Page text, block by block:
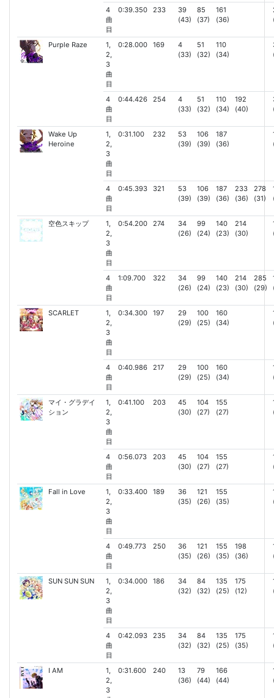
4
曲
目
0:39.350 233
39
(43)
85
(37)
161
(36)
Purple Raze
1,
2,
3
曲
目
0:28.000 169
4
(33)
51
(32)
110
(34)
4
曲
目
0:44.426 254
4
(33)
51
(32)
110
(34)
192
(40)
Wake Up
Heroine
1,
2,
3
曲
目
0:31.100 232
53
(39)
106
(39)
187
(36)
4
曲
目
0:45.393 321
53
(39)
106
(39)
187
(36)
233
(36)
278
(31)
空色スキップ
1,
2,
3
曲
目
0:54.200 274
34
(26)
99
(24)
140
(23)
214
(30)
4
曲
目
1:09.700 322
34
(26)
99
(24)
140
(23)
214
(30)
285
(29)
SCARLET
1,
2,
3
曲
目
0:34.300 197
29
(29)
100
(25)
160
(34)
4
曲
目
0:40.986 217
29
(29)
100
(25)
160
(34)
マイ・グラデイ
ション
1,
2,
3
曲
目
0:41.100 203
45
(30)
104
(27)
155
(27)
4
曲
目
0:56.073 203
45
(30)
104
(27)
155
(27)
Fall in Love
1,
2,
3
曲
目
0:33.400 189
36
(35)
121
(26)
155
(35)
4
曲
目
0:49.773 250
36
(35)
121
(26)
155
(35)
198
(36)
SUN SUN SUN
1,
2,
3
曲
目
0:34.000 186
34
(32)
84
(32)
135
(25)
175
(12)
4
曲
目
0:42.093 235
34
(32)
84
(32)
135
(25)
175
(35)
I AM
1,
2,
3
0:31.600 240
13
(36)
79
(44)
166
(44)